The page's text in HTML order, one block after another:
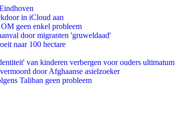
in iCloud aan
geen enkel probleem
door migranten 'gruweldaad'
naar 100 hectare
van kinderen verbergen voor ouders ultimatum
door Afghaanse asielzoeker
Taliban geen probleem